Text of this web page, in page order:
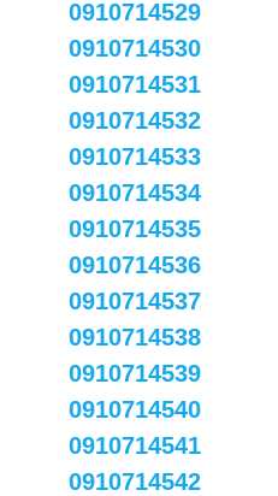
0910714529
0910714530
0910714531
0910714532
0910714533
0910714534
0910714535
0910714536
0910714537
0910714538
0910714539
0910714540
0910714541
0910714542